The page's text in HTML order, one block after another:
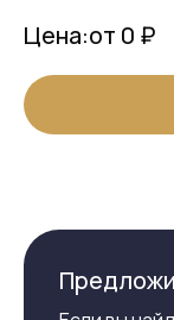
Цена:от 0 ₽